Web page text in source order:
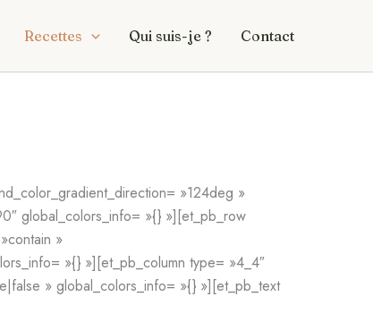
Recettes Qui suis-je ? Contact
»124deg »
global_colors_info= »{} »][et_pb_row
»
»{} »][et_pb_column type= »4_4″
» global_colors_info= »{} »][et_pb_text